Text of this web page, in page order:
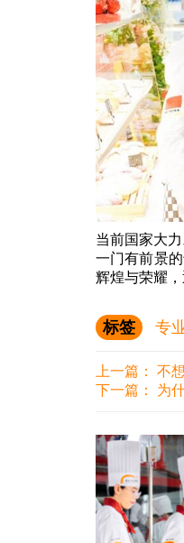
当前国家大
一门有前景
辉煌与荣耀
标签 专
上一篇： 不
下一篇： 为